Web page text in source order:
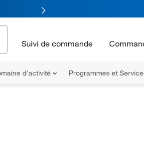
Suivi de commande
d'activité Programmes et